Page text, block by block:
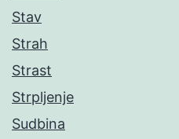
Stav
Strah
Strast
Strpljenje
Sudbina